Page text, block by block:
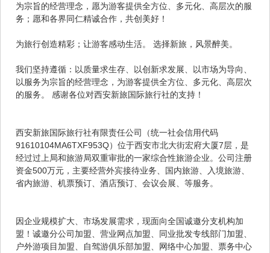
为宗旨的经营理念，愿为游客提供全方位、多元化、高层次的服
务；愿和各界同仁精诚合作，共创美好！
为旅行创造精彩；让游客感动生活。 选择新旅，风景醉美。
我们坚持遵循：以质量求生存、以创新求发展、以市场为导向、
以服务为宗旨的经营理念，为游客提供全方位、多元化、高层次
的服务。 感谢各位对西安新旅国际旅行社的支持！
西安新旅国际旅行社有限责任公司（统一社会信用代码
91610104MA6TXF953Q）位于西安市北大街宏府大厦7层，是
经过过上局和旅游局双重审批的一家综合性旅游企业。公司注册
资金500万元，主要经营外宾接待业务、国内旅游、入境旅游、
省内旅游、机票预订、酒店预订、会议会展、等服务。
因企业规模扩大、市场发展需求，现面向全国诚邀分支机构加
盟！诚邀分公司加盟、营业网点加盟、同业批发专线部门加盟、
户外游项目加盟、自驾游俱乐部加盟、网络中心加盟、票务中心